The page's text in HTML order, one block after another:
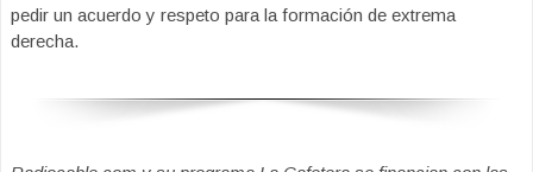
pedir un acuerdo y respeto para la formación de extrema
derecha.